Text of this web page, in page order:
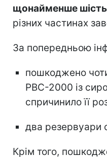
щонайменше шість
різних частинах
За попередньою
пошкоджено
РВС-2000 із
спричинило її
два резервуари
Крім того,